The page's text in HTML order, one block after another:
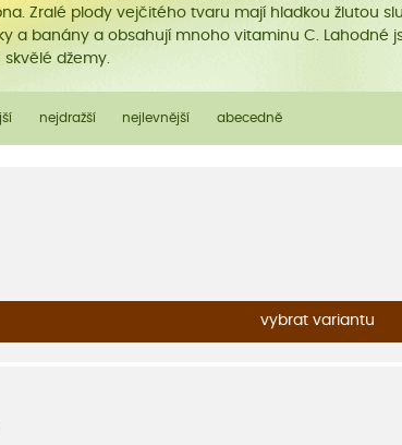
Zralé plody vejčitého tvaru mají hladkou žlutou
a banány a obsahují mnoho vitaminu C. Lahodné
skvělé džemy.
nejdražší nejlevnější abecedně
vybrat variantu